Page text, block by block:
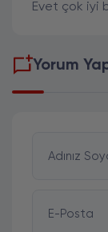
Evet çok iyi
Yorum
Adınız
E-Posta